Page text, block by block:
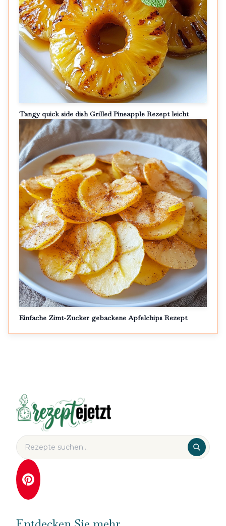
Tangy quick side dish Grilled Pineapple Rezept leicht
Einfache Zimt-Zucker gebackene Apfelchips Rezept